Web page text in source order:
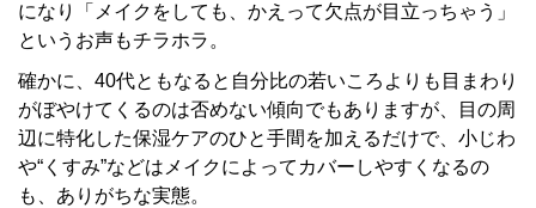
になり「メイクをしても、かえって欠点が目立っちゃう」
というお声もチラホラ。
確かに、40代ともなると自分比の若いころよりも目まわり
がぼやけてくるのは否めない傾向でもありますが、目の周
辺に特化した保湿ケアのひと手間を加えるだけで、小じわ
や“くすみ”などはメイクによってカバーしやすくなるの
も、ありがちな実態。